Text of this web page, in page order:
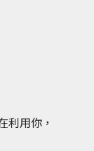
利用你，